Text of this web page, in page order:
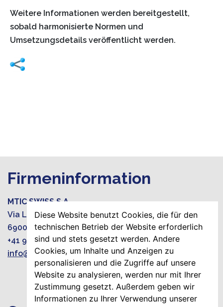
Weitere Informationen werden bereitgestellt,
sobald harmonisierte Normen und
Umsetzungsdetails veröffentlicht werden.
Firmeninformation
MTIC SWISS S.A.
Via Luciano Zuccoli 19
6900 Lugano-Paradiso, Switzerland
+41 919220015
info@mtic-group.org
Diese Website benutzt Cookies, die für den
technischen Betrieb der Website erforderlich
sind und stets gesetzt werden. Andere
Cookies, um Inhalte und Anzeigen zu
personalisieren und die Zugriffe auf unsere
Website zu analysieren, werden nur mit Ihrer
Zustimmung gesetzt. Außerdem geben wir
Informationen zu Ihrer Verwendung unserer